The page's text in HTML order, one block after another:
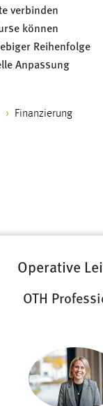
verbinden
können
Reihenfolge
Anpassung
Finanzierung
Operative
OTH